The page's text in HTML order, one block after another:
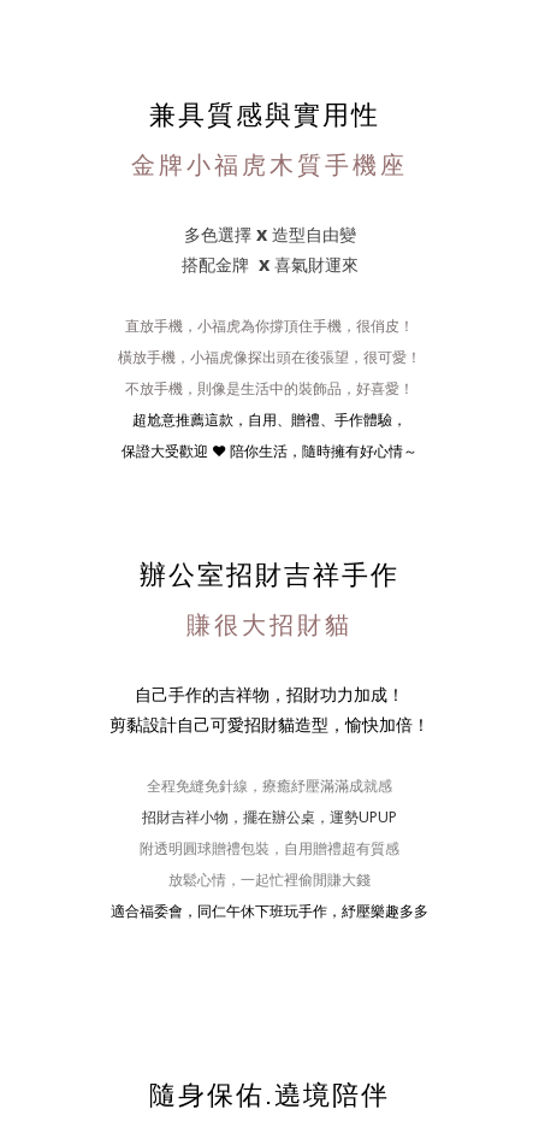
兼具質感與實用性
金牌小福虎木質手機座
多色選擇 x 造型自由變
搭配金牌 x 喜氣財運來
直放手機，小福虎為你撐頂住手機，很俏皮！
橫放手機，小福虎像探出頭在後張望，很可愛！
不放手機，則像是生活中的裝飾品，好喜愛！
超尬意推薦這款，自用、贈禮、手作體驗，
保證大受歡迎 ❤️ 陪你生活，隨時擁有好心情～
辦公室招財吉祥手作
賺很大招財貓
自己手作的吉祥物，招財功力加成！
剪黏設計自己可愛招財貓造型，愉快加倍！
全程免縫免針線， 療癒紓壓滿滿成就感
招財吉祥小物，擺在辦公桌，運勢UPUP
附透明圓球贈禮包裝，自用贈禮超有質感
放鬆心情，一起忙裡偷閒賺大錢
適合福委會，同仁午休下班玩手作，紓壓樂趣多多
隨身保佑.遶境陪伴